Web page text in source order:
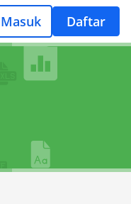
Masuk Daftar